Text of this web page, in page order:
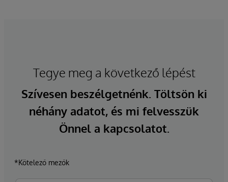
Tegye meg a következő lépést
Szívesen beszélgetnénk. Töltsön ki
néhány adatot, és mi felvesszük
Önnel a kapcsolatot.
*Kötelező mezők